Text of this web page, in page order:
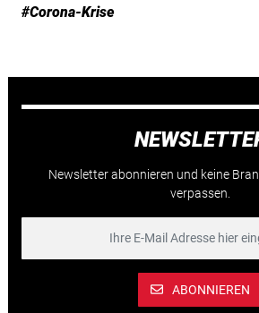
#Corona-Krise
Newsletter abonnieren und keine
verpassen.
ABONNIEREN